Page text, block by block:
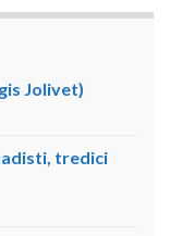
Jolivet)
tredici